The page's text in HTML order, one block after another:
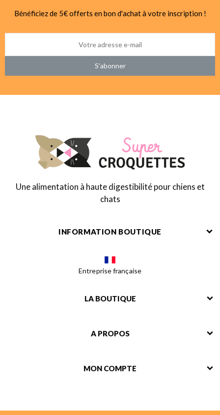
Bénéficiez de 5€ offerts en bon d'achat à votre inscription !
S’abonner
Une alimentation à haute digestibilité pour chiens et
chats
INFORMATION BOUTIQUE
Entreprise française
LA BOUTIQUE
A PROPOS
MON COMPTE